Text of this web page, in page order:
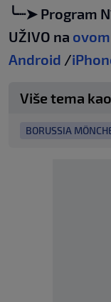
╰┈➤ Program
UŽIVO na
Android /
Više tema
BORUSSIA